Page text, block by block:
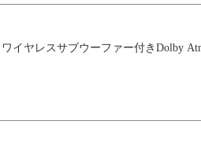
イヤレスサブウーファー付きDolby